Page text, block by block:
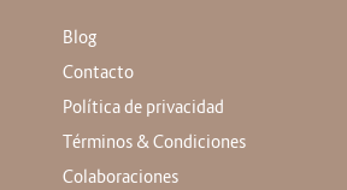
Blog
Contacto
Política de privacidad
Términos & Condiciones
Colaboraciones